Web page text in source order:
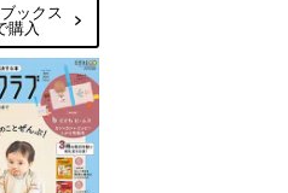
ックス
購入